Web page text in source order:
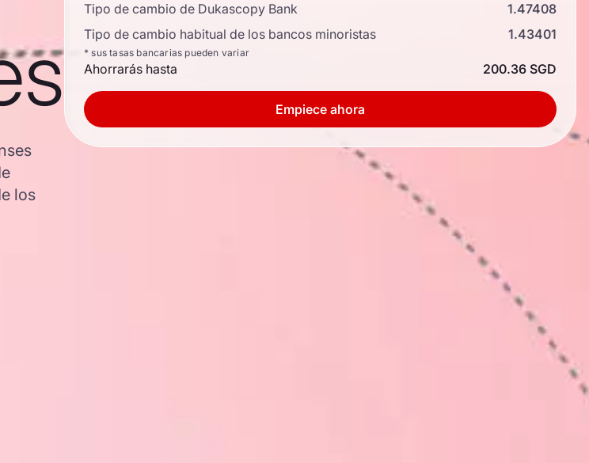
los
Tipo de cambio de Dukascopy Bank
1.47408
Tipo de cambio habitual de los bancos minoristas
1.43401
* sus tasas bancarias pueden variar
Ahorrarás hasta 200.36 SGD
Empiece ahora